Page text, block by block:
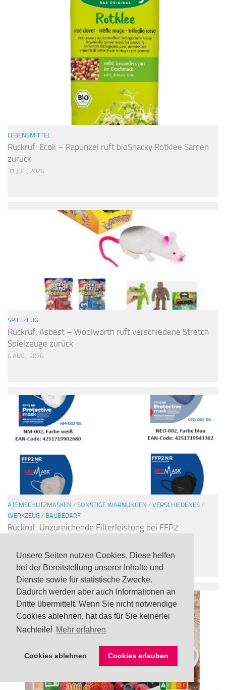
Unsere Seiten nutzen Cookies. Diese helfen
bei der Bereitstellung unserer Inhalte und
Dienste sowie für statistische Zwecke.
Dadurch werden aber auch Informationen an
Dritte übermittelt. Wenn Sie nicht notwendige
Cookies ablehnen, hat das für Sie keinerlei
Nachteile! Mehr erfahren
Cookies ablehnen Cookies erlauben
LEBENSMITTEL
Rückruf: Ecoli – Rapunzel ruft bioSnacky Rotklee Samen
zurück
31 JULI, 2026
SPIELZEUG
Rückruf: Asbest – Woolworth ruft verschiedene Stretch
Spielzeuge zurück
6 AUG., 2026
ATEMSCHUTZMASKEN / SONSTIGE WARNUNGEN / VERSCHIEDENES /
WERKZEUG / BAUBEDARF
Rückruf: Unzureichende Filterleistung bei FFP2
3 AUG., 2023